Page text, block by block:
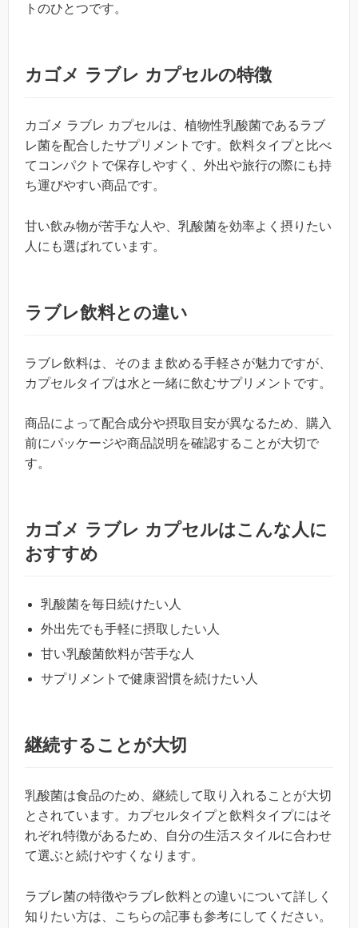
トのひとつです。
カゴメ ラブレ カプセルの特徴
カゴメ ラブレ カプセルは、植物性乳酸菌であるラブ
レ菌を配合したサプリメントです。飲料タイプと比べ
てコンパクトで保存しやすく、外出や旅行の際にも持
ち運びやすい商品です。
甘い飲み物が苦手な人や、乳酸菌を効率よく摂りたい
人にも選ばれています。
ラブレ飲料との違い
ラブレ飲料は、そのまま飲める手軽さが魅力ですが、
カプセルタイプは水と一緒に飲むサプリメントです。
商品によって配合成分や摂取目安が異なるため、購入
前にパッケージや商品説明を確認することが大切で
す。
カゴメ ラブレ カプセルはこんな人に
おすすめ
乳酸菌を毎日続けたい人
外出先でも手軽に摂取したい人
甘い乳酸菌飲料が苦手な人
サプリメントで健康習慣を続けたい人
継続することが大切
乳酸菌は食品のため、継続して取り入れることが大切
とされています。カプセルタイプと飲料タイプにはそ
れぞれ特徴があるため、自分の生活スタイルに合わせ
て選ぶと続けやすくなります。
ラブレ菌の特徴やラブレ飲料との違いについて詳しく
知りたい方は、こちらの記事も参考にしてください。